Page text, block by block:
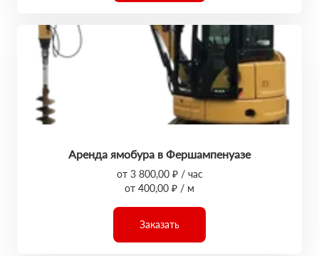
Аренда ямобура в Фершампенуазе
от 3 800,00 ₽ / час
от 400,00 ₽ / м
Заказать